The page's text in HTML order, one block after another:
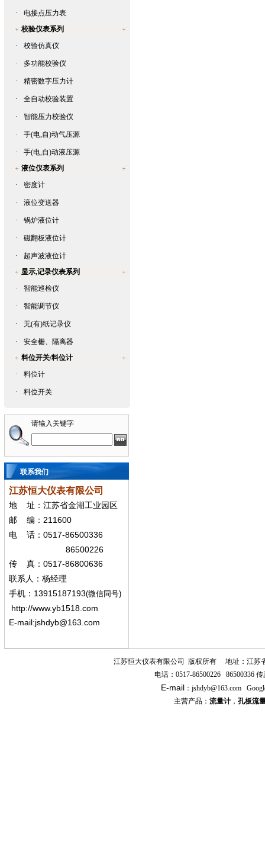
·
电接点压力表
校验仪表系列
·
校验仿真仪
· 多功能校验仪
· 精密数字压力计
· 全自动校验装置
· 智能压力校验仪
· 手(电,自)动气压源
·
手(电,自)动液压源
液位仪表系列
·
密度计
· 液位变送器
· 锅炉液位计
· 磁翻板液位计
·
超声波液位计
显示,记录仪表系列
·
智能巡检仪
· 智能调节仪
· 无(有)纸记录仪
·
安全栅、隔离器
料位开关/料位计
·
料位计
· 料位开关
请输入关键字
联系我们
江苏恒大仪表有限公司
地
址：江苏省金湖工业园区
邮
编： 211600
电 话： 0517-86500336
86500226
传 真： 0517-86800636
联系人：杨经理
手机 ： 13915187193(微信同号)
http://www.yb1518.com
E-mail:jshdyb@163.com
江苏恒大仪表有限公司 版权所有
地址：江苏
电话： 0517-86500226 86500336 传
E-mail ： jshdyb@163.com
主营产品： 流量计， 孔板流